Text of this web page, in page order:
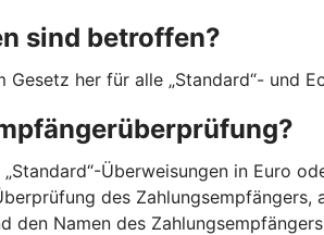
sind betroffen?
her für alle „Standard“- und
Überweisungen in Euro
des
den Namen des